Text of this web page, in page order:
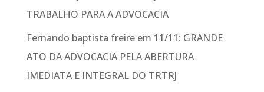
TRABALHO PARA A ADVOCACIA
Fernando baptista freireem 11/11: GRANDE
ATO DA ADVOCACIA PELA ABERTURA
IMEDIATA E INTEGRAL DO TRTRJ